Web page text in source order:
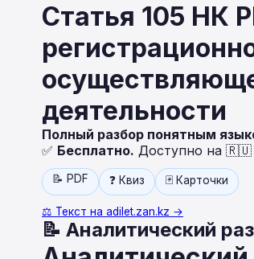
Статья 105 НК
деятельности
Полный разбор понятным
✅ Бесплатно. Доступно на 🇷🇺
📝 PDF ❓ Квиз 🃏 Карточки
⚖️ Текст на adilet.zan.kz →
📝 Аналитический